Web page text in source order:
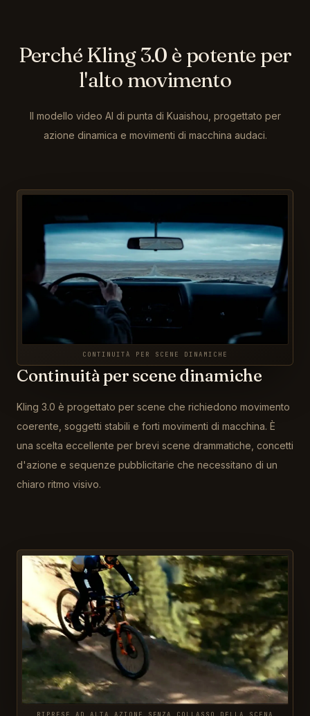
Perché Kling 3.0 è potente per
l'alto movimento
Il modello video AI di punta di Kuaishou, progettato per
azione dinamica e movimenti di macchina audaci.
CONTINUITÀ PER SCENE DINAMICHE
Continuità per scene dinamiche
Kling 3.0 è progettato per scene che richiedono movimento
coerente, soggetti stabili e forti movimenti di macchina. È
una scelta eccellente per brevi scene drammatiche, concetti
d'azione e sequenze pubblicitarie che necessitano di un
chiaro ritmo visivo.